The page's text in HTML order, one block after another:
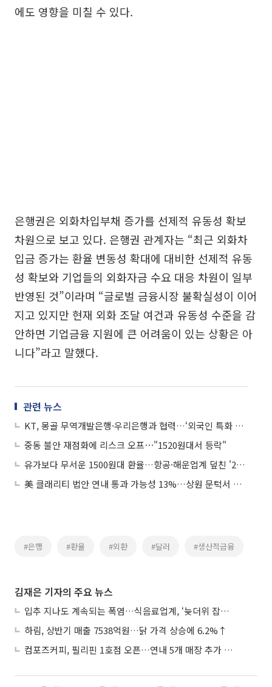
에도 영향을 미칠 수 있다.
은행권은 외화차입부채 증가를 선제적 유동성 확보
차원으로 보고 있다. 은행권 관계자는 “최근 외화차
입금 증가는 환율 변동성 확대에 대비한 선제적 유동
성 확보와 기업들의 외화자금 수요 대응 차원이 일부
반영된 것”이라며 “글로벌 금융시장 불확실성이 이어
지고 있지만 현재 외화 조달 여건과 유동성 수준을 감
안하면 기업금융 지원에 큰 어려움이 있는 상황은 아
니다”라고 말했다.
관련 뉴스
KT, 몽골 무역개발은행·우리은행과 협력…‘외국인 특화 통신·금융 서비스’ 구현
중동 불안 재점화에 리스크 오프⋯"1520원대서 등락"
유가보다 무서운 1500원대 환율…항공·해운업계 덮친 '2차 충격’
美 클래리티 법안 연내 통과 가능성 13%…상원 문턱서 제동
#은행 #환율 #외환 #달러 #생산적금융
김재은 기자의 주요 뉴스
입추 지나도 계속되는 폭염…식음료업계, ‘늦더위 잡기’ 전력 투구
하림, 상반기 매출 7538억원…닭 가격 상승에 6.2%↑
컴포즈커피, 필리핀 1호점 오픈…연내 5개 매장 추가 출점